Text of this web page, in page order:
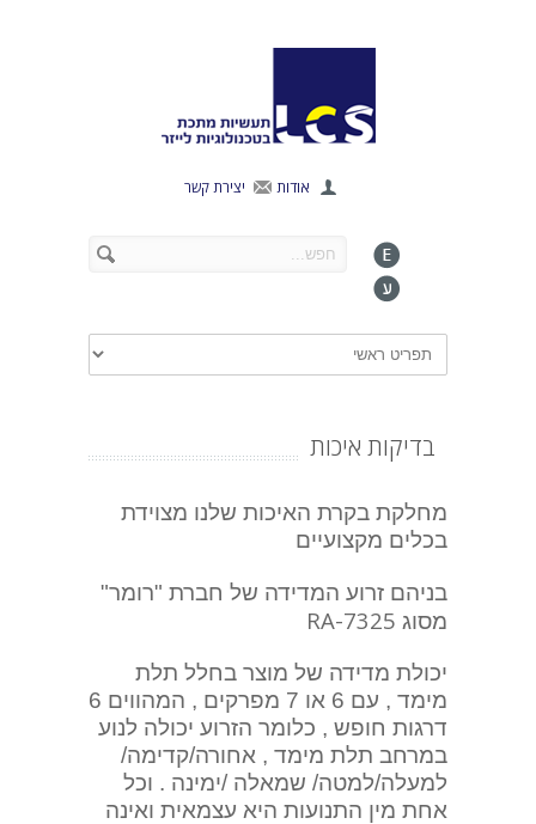
אודות יצירת קשר
בדיקות איכות
מחלקת בקרת האיכות שלנו מצוידת
בכלים מקצועיים
בניהם זרוע המדידה של חברת "רומר"
מסוג RA-7325
יכולת מדידה של מוצר בחלל תלת
מימד , עם 6 או 7 מפרקים , המהווים 6
דרגות חופש , כלומר הזרוע יכולה לנוע
במרחב תלת מימד , אחורה/קדימה/
למעלה/למטה/ שמאלה /ימינה . וכל
אחת מין התנועות היא עצמאית ואינה